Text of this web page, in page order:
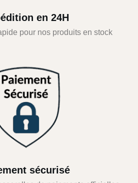
en 24H
pour nos produits en stock
sécurisé